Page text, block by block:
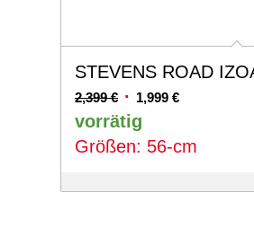
STEVENS ROAD
2,399€ Ursprünglicher
Preis
war:
1,999 €Aktueller
vorrätig
Größen: 56-cm